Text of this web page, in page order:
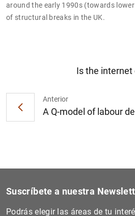
around the early 1990s (towards
of structural breaks in the UK.
Anterior
A Q-model of labour
Is the internet
Suscríbete a nuestra
Podrás elegir las áreas de tu